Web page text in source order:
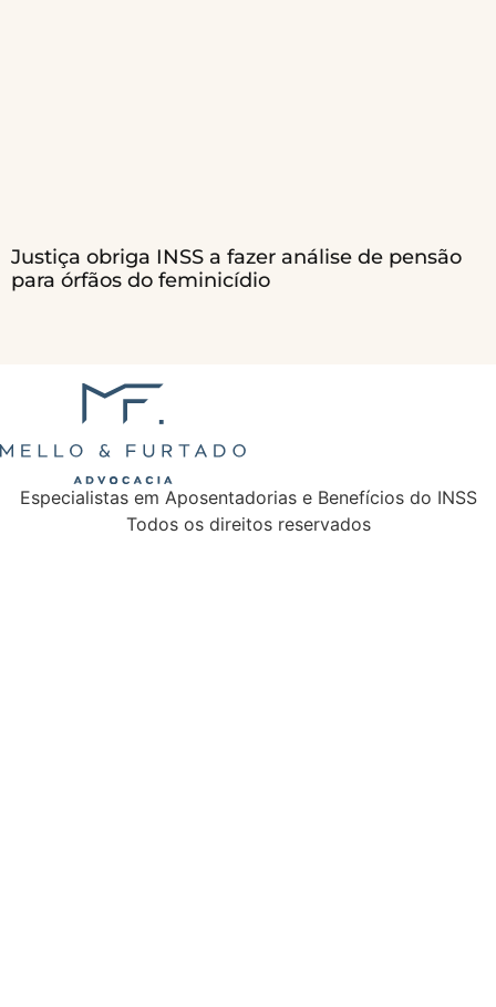
Justiça obriga INSS a fazer análise de pensão
para órfãos do feminicídio
Especialistas em Aposentadorias e Benefícios do INSS
Todos os direitos reservados